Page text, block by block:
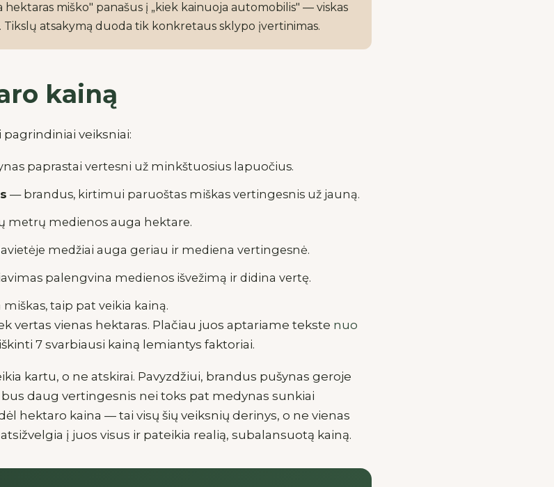
hektaras miško" panašus į „kiek kainuoja automobilis" — viskas
Tikslų atsakymą duoda tik konkretaus sklypo įvertinimas.
kainą
veiksniai:
paprastai vertesni už minkštuosius lapuočius.
— brandus, kirtimui paruoštas miškas vertingesnis už jauną.
metrų medienos auga hektare.
medžiai auga geriau ir mediena vertingesnė.
palengvina medienos išvežimą ir didina vertę.
taip pat veikia kainą.
vertas vienas hektaras. Plačiau juos aptariame tekste nuo
7 svarbiausi kainą lemiantys faktoriai.
kartu, o ne atskirai. Pavyzdžiui, brandus pušynas geroje
daug vertingesnis nei toks pat medynas sunkiai
hektaro kaina — tai visų šių veiksnių derinys, o ne vienas
į juos visus ir pateikia realią, subalansuotą kainą.